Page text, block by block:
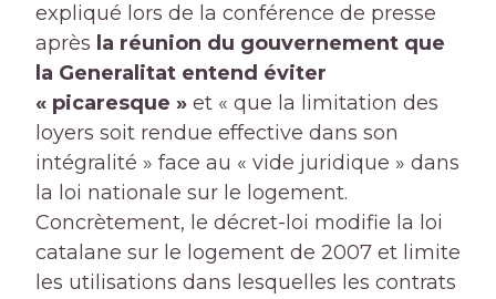
expliqué lors de la conférence de presse
après la réunion du gouvernement que
la Generalitat entend éviter
« picaresque » et « que la limitation des
loyers soit rendue effective dans son
intégralité » face au « vide juridique » dans
la loi nationale sur le logement.
Concrètement, le décret-loi modifie la loi
catalane sur le logement de 2007 et limite
les utilisations dans lesquelles les contrats